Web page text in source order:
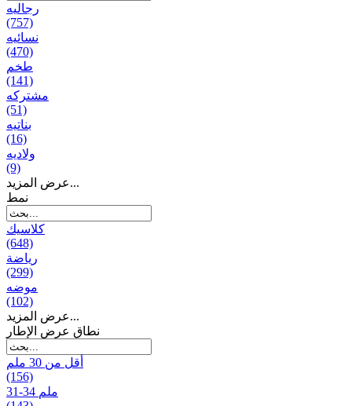
رجالیه
(757)
نسائیه
(470)
طخم
(141)
مشتركه
(51)
بناتیه
(16)
ولادیه
(9)
عرض المزيد...
نمط
كلاسيك
(648)
رياضة
(299)
موضه
(102)
عرض المزيد...
نطاق عرض الإطار
أقل من 30 ملم
(156)
31-34 ملم